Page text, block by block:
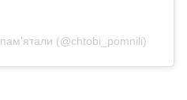
(@chtobi_pomnili)